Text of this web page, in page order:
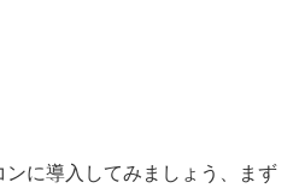
に導入してみましょう、まず